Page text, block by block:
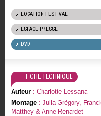
LOCATION FESTIVAL
ESPACE PRESSE
DVD
FICHE TECHNIQUE
Auteur: Charlotte Lessana
Montage: Julia Grégory,
Matthey & Anne Renardet